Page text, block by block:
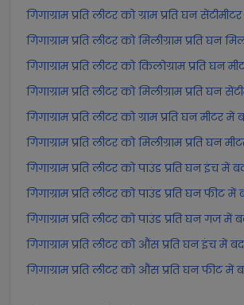
गिगाग्राम प्रति लीटर को ग्राम प्रति घन
गिगाग्राम प्रति लीटर को मिलीग्राम प्रति घन
गिगाग्राम प्रति लीटर को किलोग्राम प्रति घन
गिगाग्राम प्रति लीटर को मिलीग्राम प्रति घन
गिगाग्राम प्रति लीटर को ग्राम प्रति घन मीटर
गिगाग्राम प्रति लीटर को मिलीग्राम प्रति घन
गिगाग्राम प्रति लीटर को पाउंड प्रति घन इंच में
गिगाग्राम प्रति लीटर को पाउंड प्रति घन फीट
गिगाग्राम प्रति लीटर को पाउंड प्रति घन गज में
गिगाग्राम प्रति लीटर को औंस प्रति घन इंच में
गिगाग्राम प्रति लीटर को औंस प्रति घन फीट में